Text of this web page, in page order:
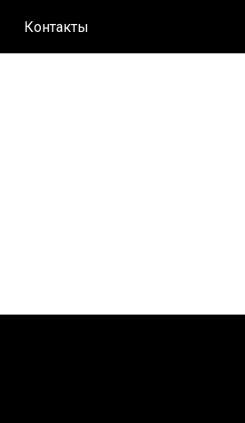
Контакты